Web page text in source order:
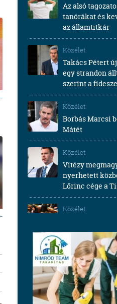
Az alsó
tanórákat és
az államtitkár
Közélet
Takács Pétert
egy strandon
szerint a
Közélet
Borbás Marcsi
Mátét
Közélet
Vitézy
nyerhetett
Lőrinc cége a
Közélet
brüsszeli
kormány
Régió
Uniós
érkezik Pécsre
szociális